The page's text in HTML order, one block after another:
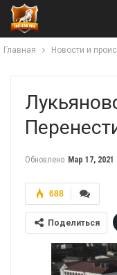
Главная Новости и
Обновлено Мар 17, 2021
688
Поделиться